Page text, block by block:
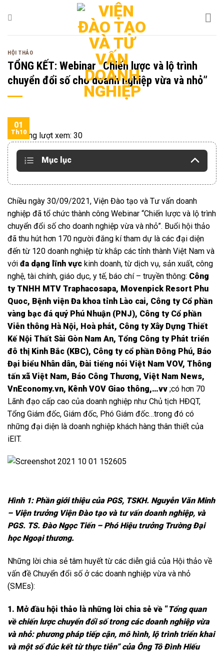
qua
HỘI THẢO
TỔNG KẾT: Webinar “Chiến lược và lộ trình
chuyển đổi số cho doanh nghiệp vừa và nhỏ”
01
Th10Tổng lượt xem: 30
Mục lục
Chiều ngày 30/09/2021, Viện Đào tạo và Tư vấn doanh
nghiệp đã tổ chức thành công Webinar “Chiến lược và lộ trình
chuyển đổi số cho doanh nghiệp vừa và nhỏ”. Buổi hội thảo
đã thu hút hơn 170 người đăng kí tham dự là các đại diện
đến từ 120 doanh nghiệp từ khắp các tỉnh thành Việt Nam và
với đa dạng lĩnh vực kinh doanh, từ dịch vụ, sản xuất, công
nghệ, tài chính, giáo dục, y tế, báo chí – truyền thông: Công
ty TNHH MTV Traphacosapa, Movenpick Resort Phu
Quoc, Bệnh viện Đa khoa tỉnh Lào cai, Công ty Cổ phần
vàng bạc đá quý Phú Nhuận (PNJ), Công ty Cổ phần
Viễn thông Hà Nội, Hoà phát, Công ty Xây Dựng Thiết
Kế Nội Thất Sài Gòn Nam An, Tổng Công ty Phát triển
đô thị Kinh Bắc (KBC), Công ty cổ phần Đông Phú, Báo
Đại biểu Nhân dân, Đài tiếng nói Việt Nam VOV, Thông
tấn xã Việt Nam, Báo Công Thương, Việt Nam News,
VnEconomy.vn, Kênh VOV Giao thông,…vv ;có hơn 70
Lãnh đạo cấp cao của doanh nghiệp như Chủ tịch HĐQT,
Tổng Giám đốc, Giám đốc, Phó Giám đốc…trong đó có
những đại diện là doanh nghiệp khách hàng thân thiết của
iEIT.
Hình 1: Phần giới thiệu của PGS, TSKH. Nguyễn Văn Minh
– Viện trưởng Viện Đào tạo và tư vấn doanh nghiệp, và
PGS. TS. Đào Ngọc Tiến – Phó Hiệu trưởng Trường Đại
học Ngoại thương.
Những lời chia sẻ tâm huyết từ các diễn giả của Hội thảo về
vấn đề Chuyển đổi số ở các doanh nghiệp vừa và nhỏ
(SMEs):
1. Mở đầu hội thảo là những lời chia sẻ về “Tổng quan
về chiến lược chuyển đổi số trong các doanh nghiệp vừa
và nhỏ: phương pháp tiếp cận, mô hình, lộ trình triển khai
và một số đúc kết từ thực tiễn” của Ông Tô Đình Hiếu